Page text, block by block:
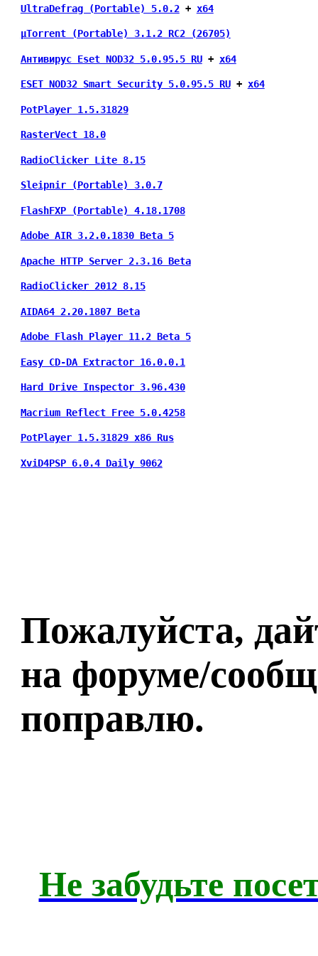
UltraDefrag (Portable) 5.0.2 + х64
µTorrent (Portable) 3.1.2 RC2 (26705)
Антивирус Eset NOD32 5.0.95.5 RU + х64
ESET NOD32 Smart Security 5.0.95.5 RU + х64
PotPlayer 1.5.31829
RasterVect 18.0
RadioClicker Lite 8.15
Sleipnir (Portable) 3.0.7
FlashFXP (Portable) 4.18.1708
Adobe AIR 3.2.0.1830 Beta 5
Apache HTTP Server 2.3.16 Beta
RadioClicker 2012 8.15
AIDA64 2.20.1807 Beta
Adobe Flash Player 11.2 Beta 5
Easy CD-DA Extractor 16.0.0.1
Hard Drive Inspector 3.96.430
Macrium Reflect Free 5.0.4258
PotPlayer 1.5.31829 x86 Rus
XviD4PSP 6.0.4 Daily 9062
Пожалуйста,
на форуме/
поправлю.
Не забудьте